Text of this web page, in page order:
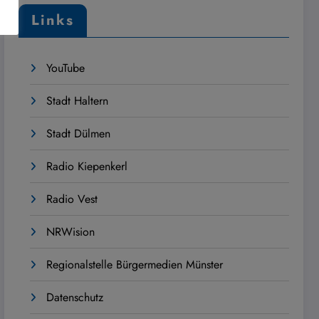
Links
YouTube
Stadt Haltern
Stadt Dülmen
Radio Kiepenkerl
Radio Vest
NRWision
Regionalstelle Bürgermedien Münster
Datenschutz